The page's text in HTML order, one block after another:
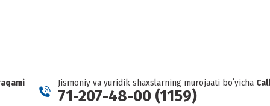
Jismoniy va yuridik shaxslarning murojaati boʻyicha
71-207-48-00 (1159)